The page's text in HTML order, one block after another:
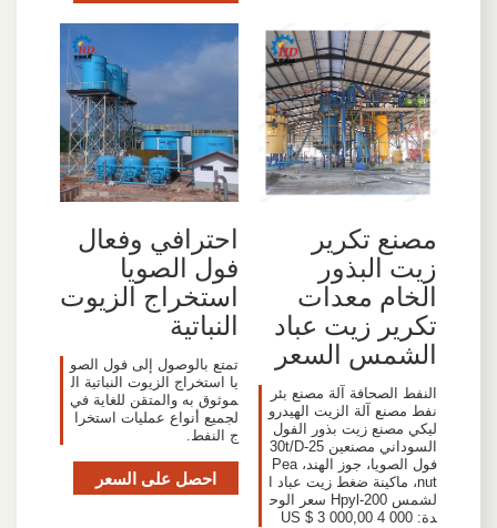
مصنع تكرير
زيت البذور
الخام معدات
تكرير زيت عباد
الشمس السعر
النفط الصحافة آلة مصنع بئر
نفط مصنع آلة الزيت الهيدرو
ليكي مصنع زيت بذور الفول
السوداني مصنعين 25-30t/D
فول الصويا، جوز الهند، Pea
nut، ماكينة ضغط زيت عباد ا
لشمس Hpyl-200 سعر الوح
دة: US $ 3 000,00 4 000
احترافي وفعال
فول الصويا
استخراج الزيوت
النباتية
تمتع بالوصول إلى فول الصو
يا استخراج الزيوت النباتية ال
موثوق به والمتقن للغاية في
لجميع أنواع عمليات استخرا
ج النفط.
احصل على السعر